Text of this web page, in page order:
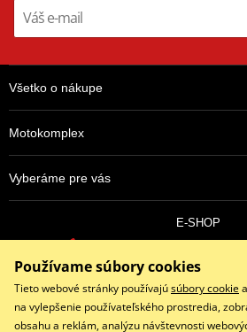
Všetko o nákupe
Motokomplex
Vyberáme pre vás
E-SHOP
Po - Pia: 8:30-17:00 |
Používame súbory cookies
Tieto webové stránky používajúsúbory cookie
na vylepšenie používateľského prostredia,
obsahu a reklám, analýzu návštevnosti